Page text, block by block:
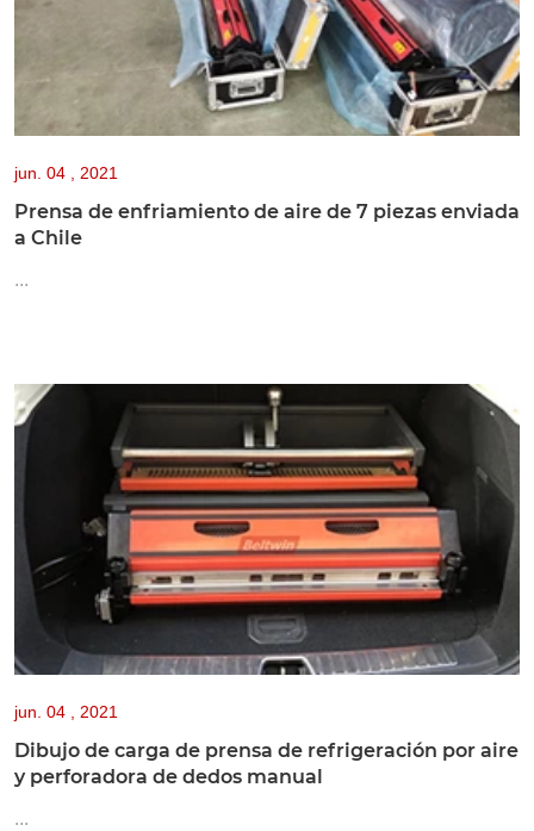
jun. 04 , 2021
Prensa de enfriamiento de aire de 7 piezas enviada
a Chile
...
jun. 04 , 2021
Dibujo de carga de prensa de refrigeración por aire
y perforadora de dedos manual
...